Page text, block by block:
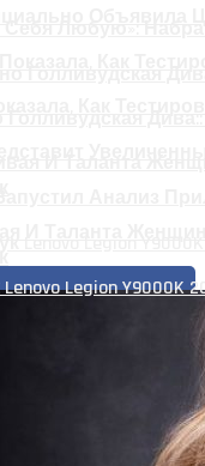
И Таланта
Legion